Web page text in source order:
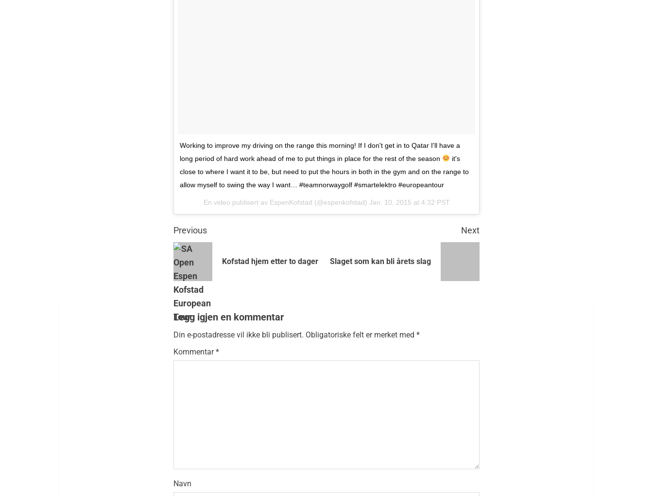
Working to improve my driving on the range this morning! If I don't get in to Qatar I'll have a
long period of hard work ahead of me to put things in place for the rest of the season
it's
close to where I want it to be, but need to put the hours in both in the gym and on the range to
allow myself to swing the way I want… #teamnorwaygolf #smartelektro #europeantour
En video publisert av EspenKofstad (@espenkofstad) Jan. 10, 2015 at 4:32 PST
Previous
Kofstad hjem etter to dager
Next
Slaget som kan bli årets slag
Legg igjen en kommentar
Din e-postadresse vil ikke bli publisert. Obligatoriske felt er merket med *
Kommentar*
Navn